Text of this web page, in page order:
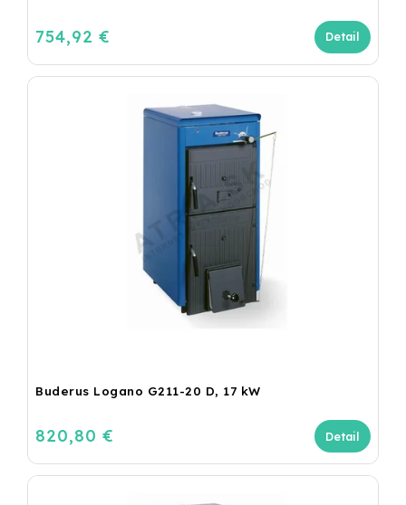
754,92 € Detail
Buderus Logano G211-20 D, 17 kW
820,80 € Detail